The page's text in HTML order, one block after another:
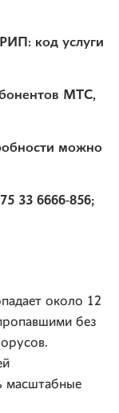
код услуги
МТС,
можно
33 6666-856;
около 12
без
масштабные